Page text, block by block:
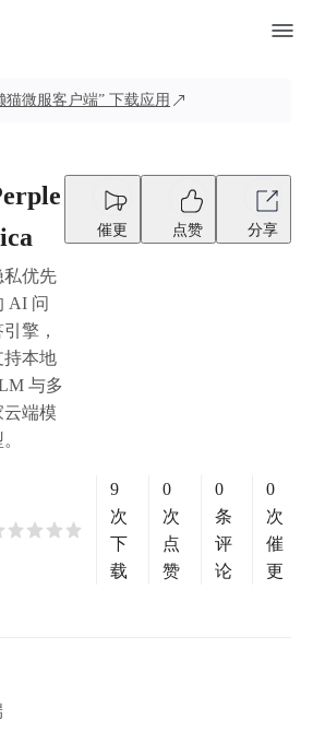
猫微服客户端” 下载应用
私优先
AI 问
擎，
持本地
与多
云端模
催更 点赞 分享
9
次
下
载
0
次
点
赞
0
条
评
论
0
次
催
更